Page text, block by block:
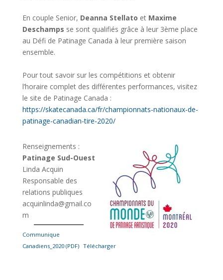
En couple Senior, Deanna Stellato et Maxime
Deschamps se sont qualifiés grâce à leur 3ème place
au Défi de Patinage Canada à leur première saison
ensemble.
Pour tout savoir sur les compétitions et obtenir
l’horaire complet des différentes performances, visitez
le site de Patinage Canada :
https://skatecanada.ca/fr/championnats-nationaux-de-
patinage-canadian-tire-2020/
Renseignements :
Patinage Sud-Ouest
Linda Acquin
Responsable des
relations publiques
acquinlinda@gmail.co
m
Communique
Canadiens_2020 (PDF) Télécharger